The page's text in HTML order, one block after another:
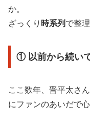
か。
ざっくり 時系列 で整
① 以前から続い
ここ数年、晋平太さ
にファンのあいだで